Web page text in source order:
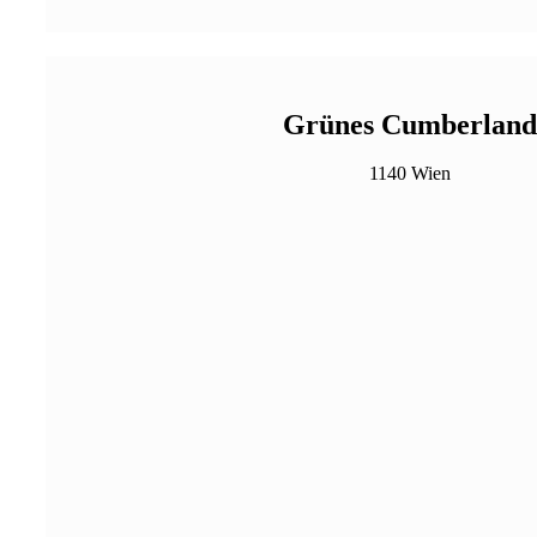
Grünes Cumberland
1140 Wien